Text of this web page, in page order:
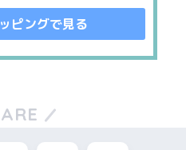
ピングで見る